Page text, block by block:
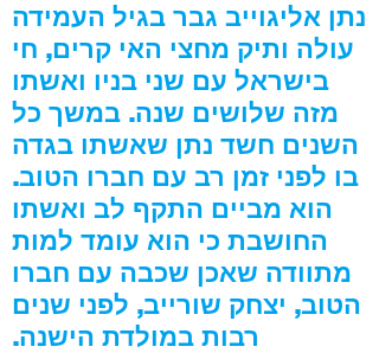
נתן אליגוייב גבר בגיל העמידה
עולה ותיק מחצי האי קרים, חי
בישראל עם שני בניו ואשתו
מזה שלושים שנה. במשך כל
השנים חשד נתן שאשתו בגדה
בו לפני זמן רב עם חברו הטוב.
הוא מביים התקף לב ואשתו
החושבת כי הוא עומד למות
מתוודה שאכן שכבה עם חברו
הטוב, יצחק שורייב, לפני שנים
רבות במולדת הישנה.